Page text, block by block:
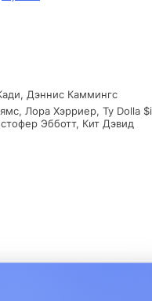
На этом этапе
ради своих чувств и что
Дэннис Каммингс
Лора Хэрриер, Ty Dolla
Эбботт, Кит Дэвид